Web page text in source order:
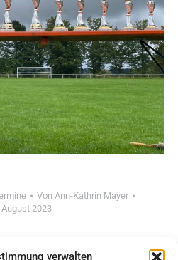
verwalten
Von Ann-Kathrin Mayer
August 2023